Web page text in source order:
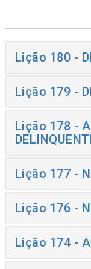
Lição 180 -
Lição 179 -
Lição 178 -
Lição 177 -
Lição 176 -
Lição 174 -